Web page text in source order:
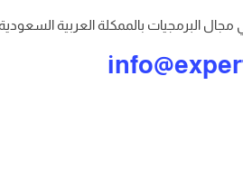
البرمجيات بالممكلة العربية السعودية